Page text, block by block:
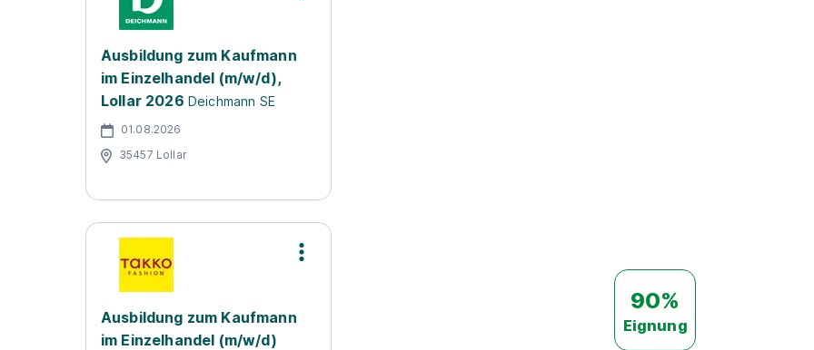
Ausbildung zum Kaufmann
im Einzelhandel (m/w/d),
Lollar 2026 Deichmann SE
01.08.2026
35457 Lollar
Ausbildung zum Kaufmann
im Einzelhandel (m/w/d)
90%
Eignung